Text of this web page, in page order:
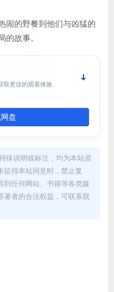
闹的野餐到他们与凶猛的
故事。
取更佳的观看体验
盘
殊说明或标注，均为本站原
征得本站同意时，禁止复
到任何网站、书籍等各类媒
著者的合法权益，可联系我